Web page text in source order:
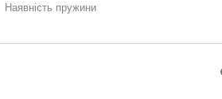
Наявність пружини